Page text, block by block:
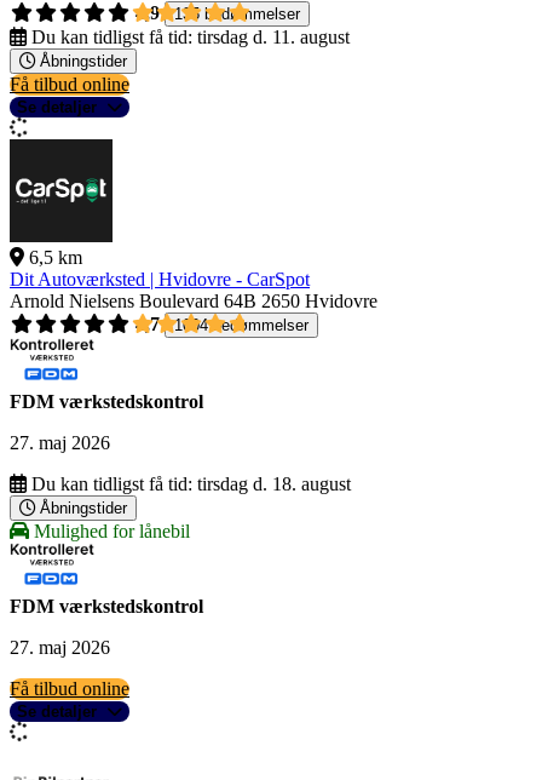
4,9
135 bedømmelser
Du kan tidligst få tid: tirsdag d. 11. august
Åbningstider
Få tilbud online
Se detaljer
6,5 km
Dit Autoværksted | Hvidovre - CarSpot
Arnold Nielsens Boulevard 64B 2650 Hvidovre
4,7
1004 bedømmelser
FDM værkstedskontrol
27. maj 2026
Du kan tidligst få tid: tirsdag d. 18. august
Åbningstider
Mulighed for lånebil
FDM værkstedskontrol
27. maj 2026
Få tilbud online
Se detaljer